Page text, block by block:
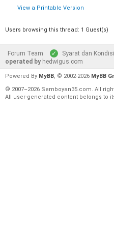
View a Printable Version
Users browsing this thread: 1 Guest(s)
Forum Team Syarat dan Kondisi
operated by hedwigus.com
Powered By MyBB, © 2002-2026 MyBB
© 2007–2026 Semboyan35.com. All
All user-generated content belongs to